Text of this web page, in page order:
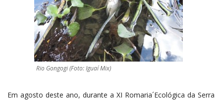
Rio Gongogi (Foto: Iguaí Mix)
Em agosto deste ano, durante a XI Romaria´Ecológica da Serra